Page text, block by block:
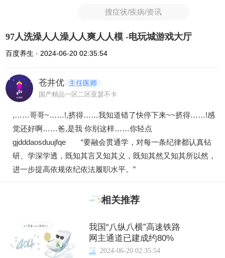
搜症状/疾病/资讯
97人洗澡人人澡人人爽人人模 -电玩城游戏大厅
百度养生 · 2024-06-20 02:35:54
苍井优 主任医师
国产精品一区二区亚瑟不卡
,……哥哥~……!,挤得……我知道错了快停下来~~挤得……!感
觉还好啊……爸,是我 你别这样……你轻点
gjdddaosduujfqe “要融会贯通学，对每一条纪律都认真钻
研、学深学透，既知其言又知其义，既知其然又知其所以然，
进一步提高依规依纪依法履职水平。”
相关推荐
我国“八纵八横”高速铁路
网主通道已建成约80%
2024-06-20 02:35:54